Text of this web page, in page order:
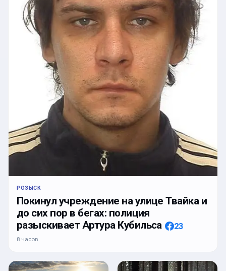
РОЗЫСК
Покинул учреждение на улице Твайка и
до сих пор в бегах: полиция
разыскивает Артура Кубильса
23
8 часов